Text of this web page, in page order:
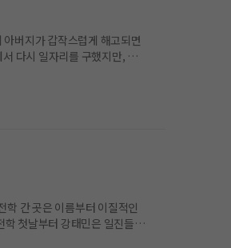
버지가 갑작스럽게 해고되면
간 곳은 이름부터 이질적인
첫날부터 강태민은 일진들의
을 택하고, 한 단계씩 서열을